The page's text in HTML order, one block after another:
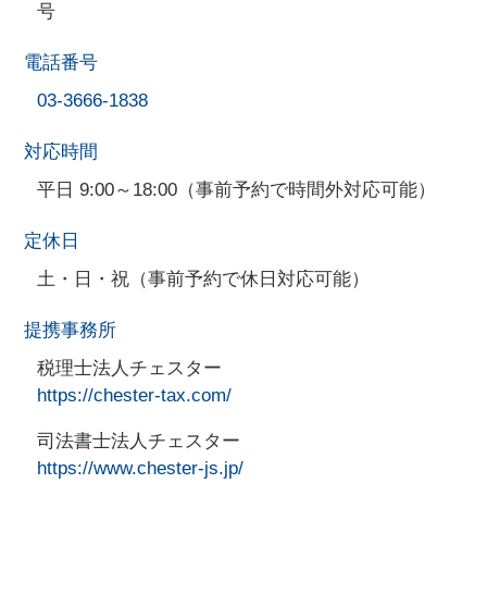
号
電話番号
03-3666-1838
対応時間
平日 9:00～18:00（事前予約で時間外対応可能）
定休日
土・日・祝（事前予約で休日対応可能）
提携事務所
税理士法人チェスター
https://chester-tax.com/
司法書士法人チェスター
https://www.chester-js.jp/